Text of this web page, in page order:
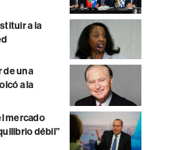
a la
de una
a la
mercado
débil”